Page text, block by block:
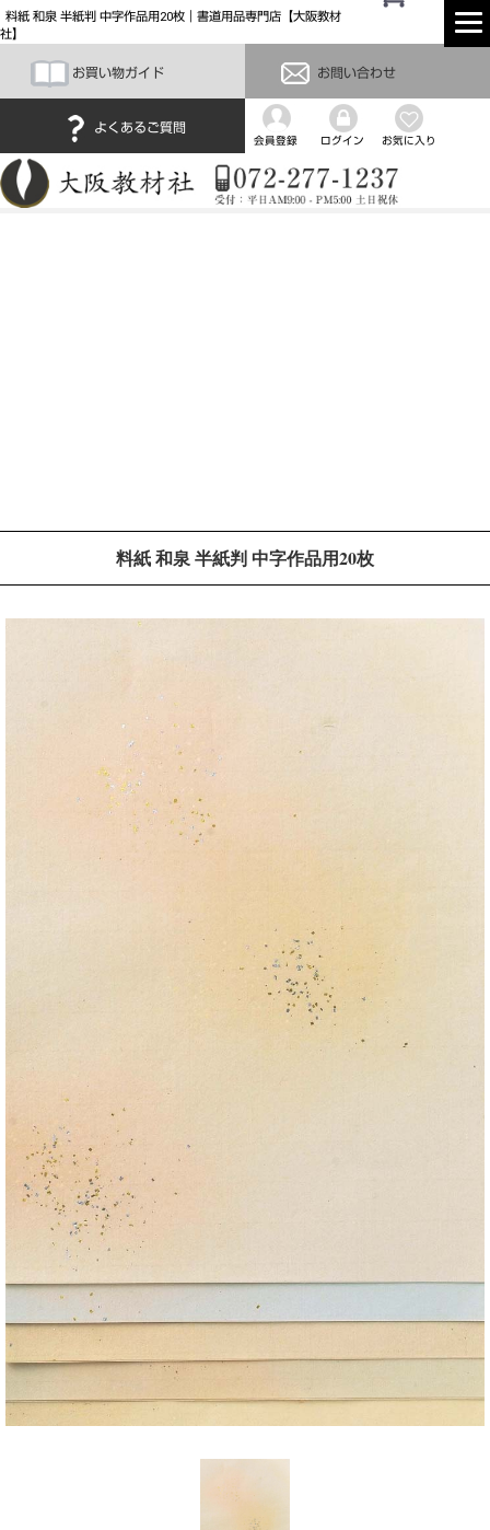
料紙 和泉 半紙判 中字作品用20枚｜書道用品専門店【大阪教材
社】
お買い物ガイド お問い合わせ
よくあるご質問
会員登録 ログイン お気に入り
料紙 和泉 半紙判 中字作品用20枚